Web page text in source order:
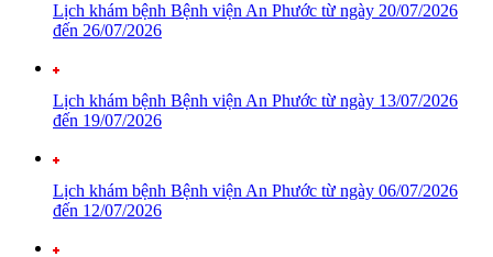
Lịch khám bệnh Bệnh viện An Phước từ ngày 20/07/2026
đến 26/07/2026
Lịch khám bệnh Bệnh viện An Phước từ ngày 13/07/2026
đến 19/07/2026
Lịch khám bệnh Bệnh viện An Phước từ ngày 06/07/2026
đến 12/07/2026